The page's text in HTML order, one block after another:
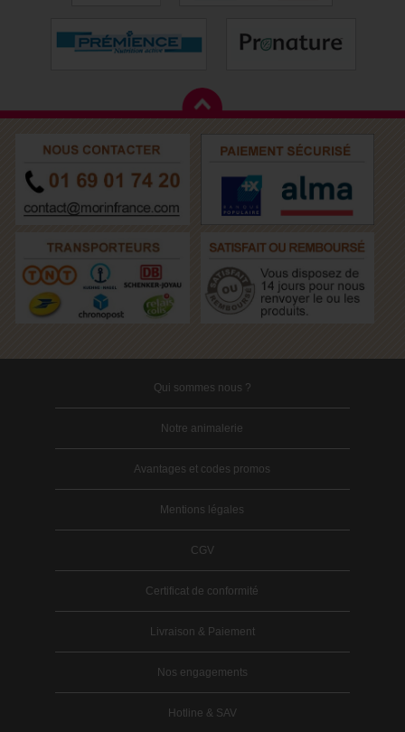
Qui sommes nous ?
Notre animalerie
Avantages et codes promos
Mentions légales
CGV
Certificat de conformité
Livraison & Paiement
Nos engagements
Hotline & SAV